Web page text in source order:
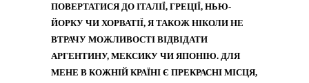
ПОВЕРТАТИСЯ ДО ІТАЛІЇ, ГРЕЦІЇ, НЬЮ-
ЙОРКУ ЧИ ХОРВАТІЇ, Я ТАКОЖ НІКОЛИ НЕ
ВТРАЧУ МОЖЛИВОСТІ ВІДВІДАТИ
АРГЕНТИНУ, МЕКСИКУ ЧИ ЯПОНІЮ. ДЛЯ
МЕНЕ В КОЖНІЙ КРАЇНІ Є ПРЕКРАСНІ МІСЦЯ,